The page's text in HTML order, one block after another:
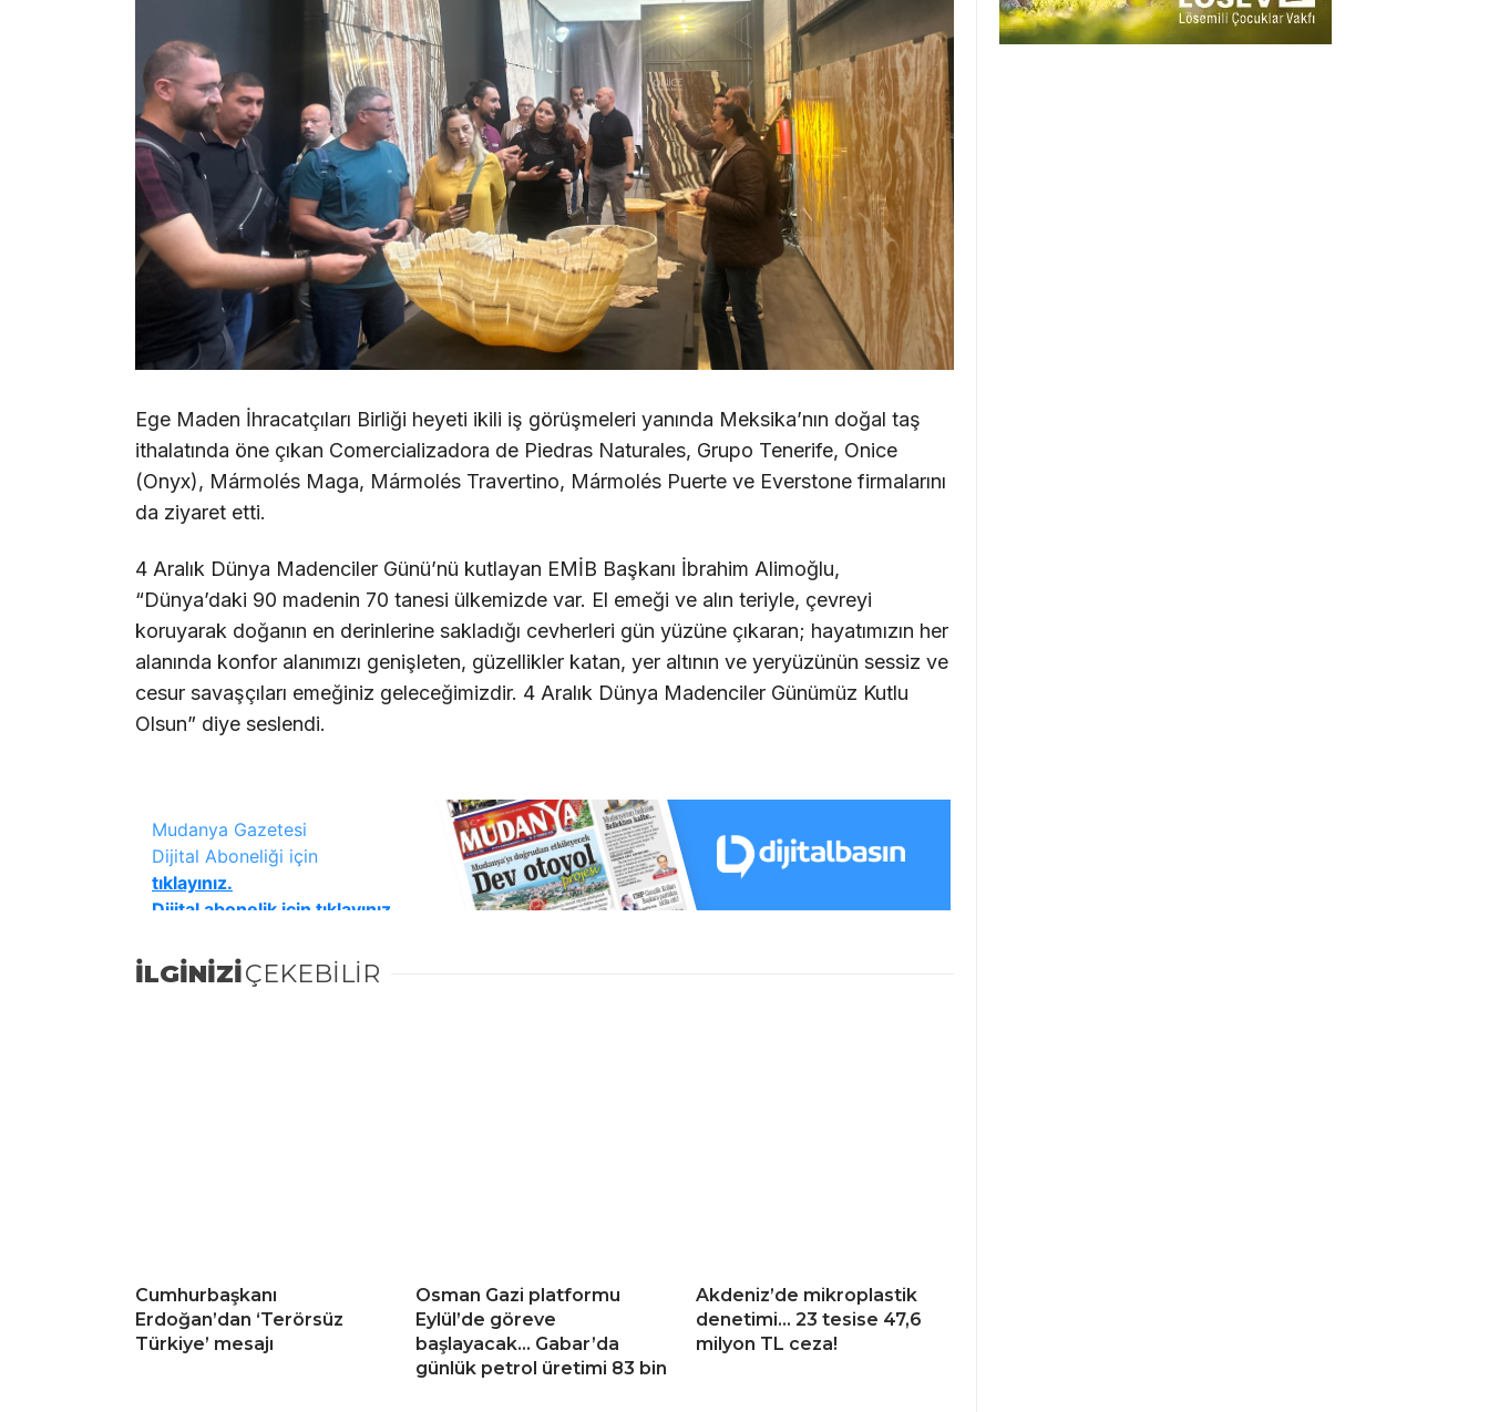
Ege Maden İhracatçıları Birliği heyeti ikili iş görüşmeleri yanında Meksika’nın doğal taş
ithalatında öne çıkan Comercializadora de Piedras Naturales, Grupo Tenerife, Onice
(Onyx), Mármolés Maga, Mármolés Travertino, Mármolés Puerte ve Everstone firmalarını
da ziyaret etti.
4 Aralık Dünya Madenciler Günü’nü kutlayan EMİB Başkanı İbrahim Alimoğlu,
“Dünya’daki 90 madenin 70 tanesi ülkemizde var. El emeği ve alın teriyle, çevreyi
koruyarak doğanın en derinlerine sakladığı cevherleri gün yüzüne çıkaran; hayatımızın her
alanında konfor alanımızı genişleten, güzellikler katan, yer altının ve yeryüzünün sessiz ve
cesur savaşçıları emeğiniz geleceğimizdir. 4 Aralık Dünya Madenciler Günümüz Kutlu
Olsun” diye seslendi.
İLGİNİZİÇEKEBİLİR
Cumhurbaşkanı
Erdoğan’dan ‘Terörsüz
Türkiye’ mesajı
Osman Gazi platformu
Eylül’de göreve
başlayacak… Gabar’da
günlük petrol üretimi 83 bin
Akdeniz’de mikroplastik
denetimi… 23 tesise 47,6
milyon TL ceza!